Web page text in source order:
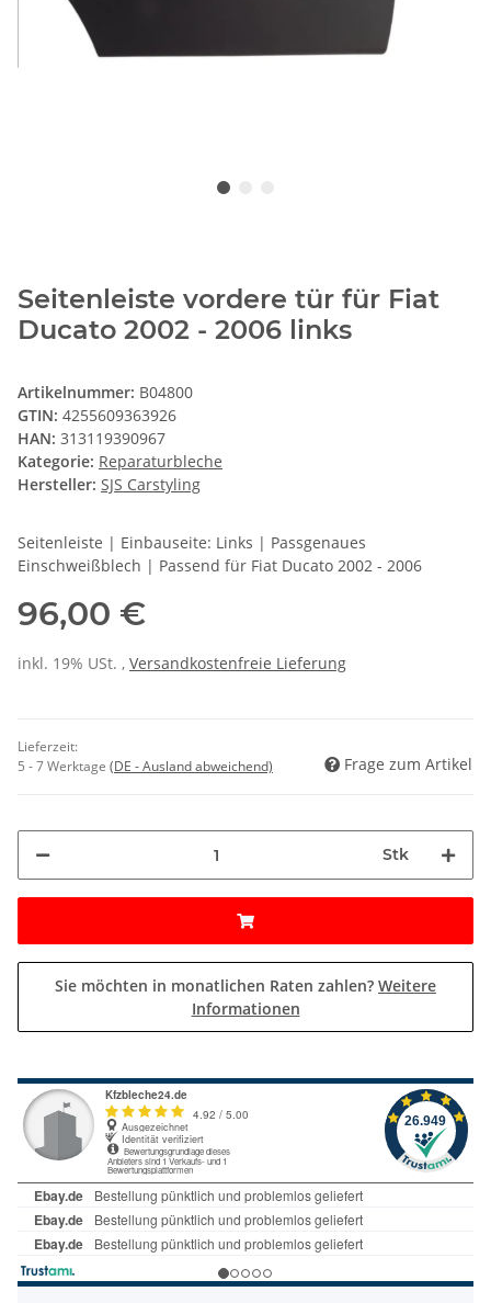
Seitenleiste vordere tür für Fiat
Ducato 2002 - 2006 links
Artikelnummer: B04800
GTIN: 4255609363926
HAN: 313119390967
Kategorie: Reparaturbleche
Hersteller: SJS Carstyling
Seitenleiste | Einbauseite: Links | Passgenaues
Einschweißblech | Passend für Fiat Ducato 2002 - 2006
96,00 €
inkl. 19% USt. , Versandkostenfreie Lieferung
Lieferzeit:
5 - 7 Werktage (DE - Ausland abweichend) Frage zum Artikel
Stk
Sie möchten in monatlichen Raten zahlen? Weitere
Informationen